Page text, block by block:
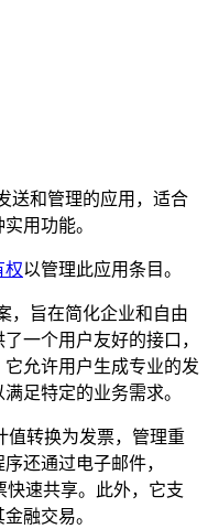
送和管理的应用，适合
用功能。
权以管理此应用条目。
，旨在简化企业和自由
一个用户友好的接口，
允许用户生成专业的发
足特定的业务需求。
值转换为发票，管理重
还通过电子邮件，
快速共享。此外，它支
融交易。